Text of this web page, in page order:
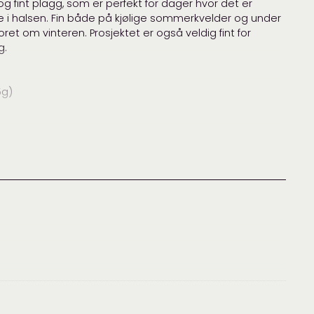
, cardiff cashmere slim,cardiff slim,lite skjerf,
fint plagg, som er perfekt for dager hvor det er
halsen. Fin både på kjølige sommerkvelder og under
om vinteren. Prosjektet er også veldig fint for
= 10 x 10 cm på pinne 3.5 mm
pinne 3.5 mm.